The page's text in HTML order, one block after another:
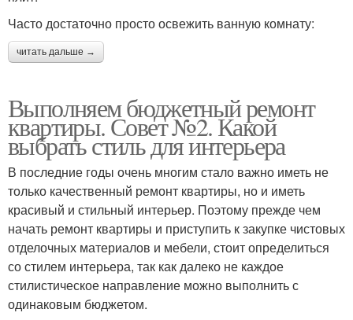
Часто достаточно просто освежить ванную комнату:
читать дальше →
Выполняем бюджетный ремонт
квартиры. Совет №2. Какой
выбрать стиль для интерьера
В последние годы очень многим стало важно иметь не
только качественный ремонт квартиры, но и иметь
красивый и стильный интерьер. Поэтому прежде чем
начать ремонт квартиры и приступить к закупке чистовых
отделочных материалов и мебели, стоит определиться
со стилем интерьера, так как далеко не каждое
стилистическое направление можно выполнить с
одинаковым бюджетом.